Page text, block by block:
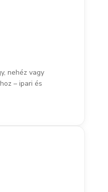
nehéz vagy
– ipari és